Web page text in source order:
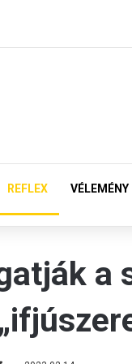
REFLEX VÉLEMÉNY
a